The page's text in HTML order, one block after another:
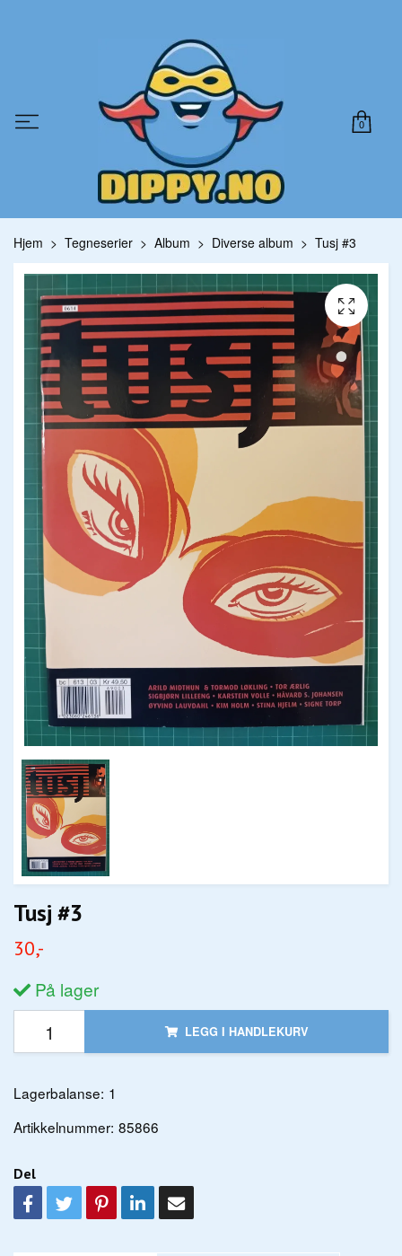
0
Hjem Tegneserier Album Diverse album Tusj #3
Tusj #3
30,-
På lager
LEGG I HANDLEKURV
Lagerbalanse: 1
Artikkelnummer: 85866
Del